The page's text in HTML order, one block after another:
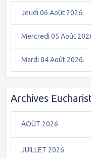
Jeudi 06 Août 2026.
Mercredi 05 Août
Mardi 04 Août 2026.
Archives
AOÛT 2026
JUILLET 2026